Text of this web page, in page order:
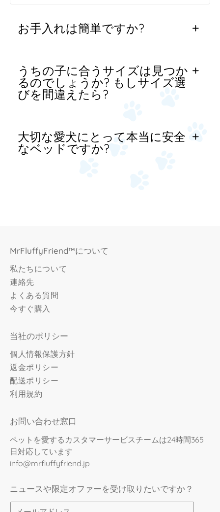
お手入れは簡単ですか?
うちの子に合うサイズは見つか
るのでしょうか? もしサイズ選
びを間違えたら?
大切な愛犬にとって本当に安全
なベッドですか?
MrFluffyFriend™について
私たちについて
連絡先
よくある質問
今すぐ購入
当社のポリシー
個人情報保護方針
返金ポリシー
配送ポリシー
利用規約
お問い合わせ窓口
ペットを愛するカスタマーサービスチームは24時間365
日対応しています
info@mrfluffyfriend.jp
ニュースや限定オファーを受け取りたいですか？